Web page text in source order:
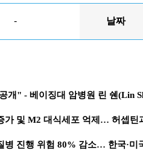
- 날짜
개" - 베이징대 암병원 린 쉔(Lin
가 및 M2 대식세포 억제… 허셉틴
병 진행 위험 80% 감소… 한국·미